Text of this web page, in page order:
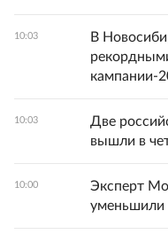
10:03
В
кампании-
10:03
Две
вышли в
10:00
Эксперт
уменьшили